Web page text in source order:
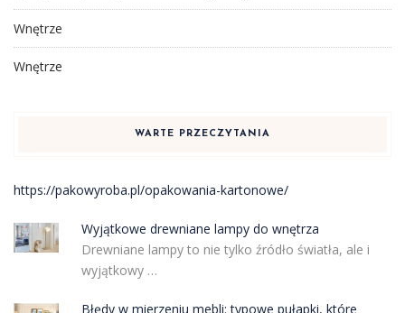
Wnętrze
Wnętrze
WARTE PRZECZYTANIA
https://pakowyroba.pl/opakowania-kartonowe/
Wyjątkowe drewniane lampy do wnętrza
Drewniane lampy to nie tylko źródło światła, ale i
wyjątkowy …
Błędy w mierzeniu mebli: typowe pułapki, które